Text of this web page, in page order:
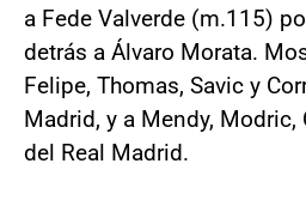
a Fede Valverde (m.115)
detrás a Álvaro Morata.
Felipe, Thomas, Savic y
Madrid, y a Mendy, Modric,
del Real Madrid.